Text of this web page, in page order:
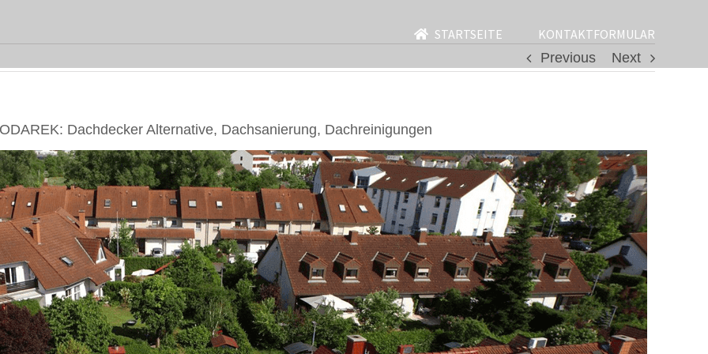
STARTSEITE
KONTAKTFORMULAR
Previous
Next
Dachdecker Alternative, Dachsanierung, Dachreinigungen